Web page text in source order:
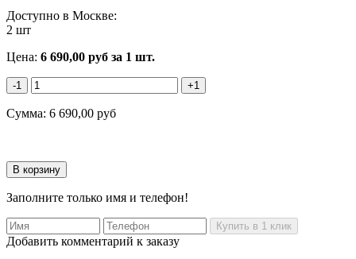
Доступно в Москве:
2 шт
Цена: 6 690,00 руб за 1 шт.
-1 +1
Сумма: 6 690,00 руб
Заполните только имя и телефон!
Добавить комментарий к заказу